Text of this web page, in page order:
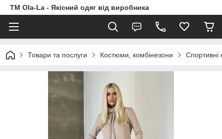
TM Ola-La - Якісний одяг від виробника
Товари та послуги Костюми, комбінезони Спортивні